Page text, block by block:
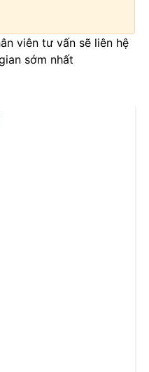
viên tư vấn sẽ liên hệ
sớm nhất